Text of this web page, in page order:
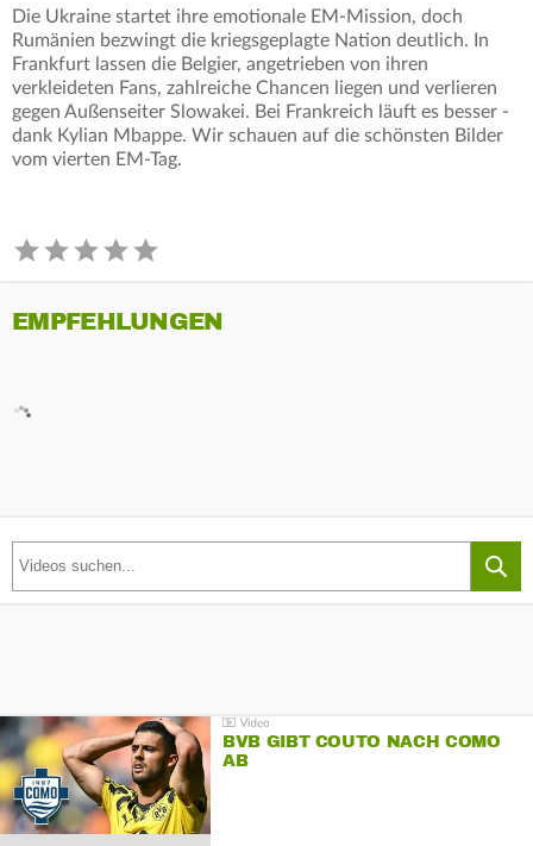
Die Ukraine startet ihre emotionale EM-Mission, doch
Rumänien bezwingt die kriegsgeplagte Nation deutlich. In
Frankfurt lassen die Belgier, angetrieben von ihren
verkleideten Fans, zahlreiche Chancen liegen und verlieren
gegen Außenseiter Slowakei. Bei Frankreich läuft es besser -
dank Kylian Mbappe. Wir schauen auf die schönsten Bilder
vom vierten EM-Tag.
EMPFEHLUNGEN
BVB GIBT COUTO NACH COMO
AB